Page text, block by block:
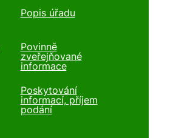
Popis úřadu
Povinně
zveřejňované
informace
Poskytování
informací, příjem
podání